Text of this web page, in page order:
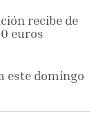
recibe de
euros
este domingo